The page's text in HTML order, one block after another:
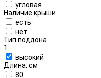
угловая
Наличие крыши
есть
нет
Тип поддона
1
высокий
Длина, см
80